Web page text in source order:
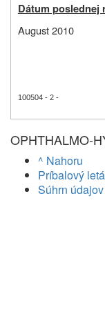
Dátum poslednej
August 2010
100504 - 2 -
OPHTHALMO-
^ Nahoru
Príbalový
Súhrn